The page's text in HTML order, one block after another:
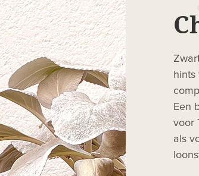
hints
Een
voor
als